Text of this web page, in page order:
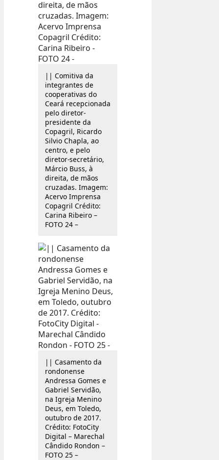
|| Comitiva da
integrantes de
cooperativas do
Ceará recepcionada
pelo diretor-
presidente da
Copagril, Ricardo
Silvio Chapla, ao
centro, e pelo
diretor-secretário,
Márcio Buss, à
direita, de mãos
cruzadas. Imagem:
Acervo Imprensa
Copagril Crédito:
Carina Ribeiro –
FOTO 24 –
|| Casamento da
rondonense
Andressa Gomes e
Gabriel Servidão,
na Igreja Menino
Deus, em Toledo,
outubro de 2017.
Crédito: FotoCity
Digital – Marechal
Cândido Rondon –
FOTO 25 –